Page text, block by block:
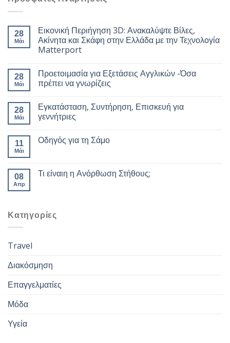
28
Μάι
Εικονική Περιήγηση 3D: Ανακαλύψτε Βίλες,
Ακίνητα και Σκάφη στην Ελλάδα με την Τεχνολογία
Matterport
28
Μάι
Προετοιμασία για Εξετάσεις Αγγλικών -Όσα
πρέπει να γνωρίζεις
28
Μάι
Εγκατάσταση, Συντήρηση, Επισκευή για
γεννήτριες
11
Μάι
Οδηγός για τη Σάμο
08
Απρ
Τι είναιη η Ανόρθωση Στήθους;
Kατηγορίες
Travel
Διακόσμηση
Επαγγελματίες
Μόδα
Υγεία